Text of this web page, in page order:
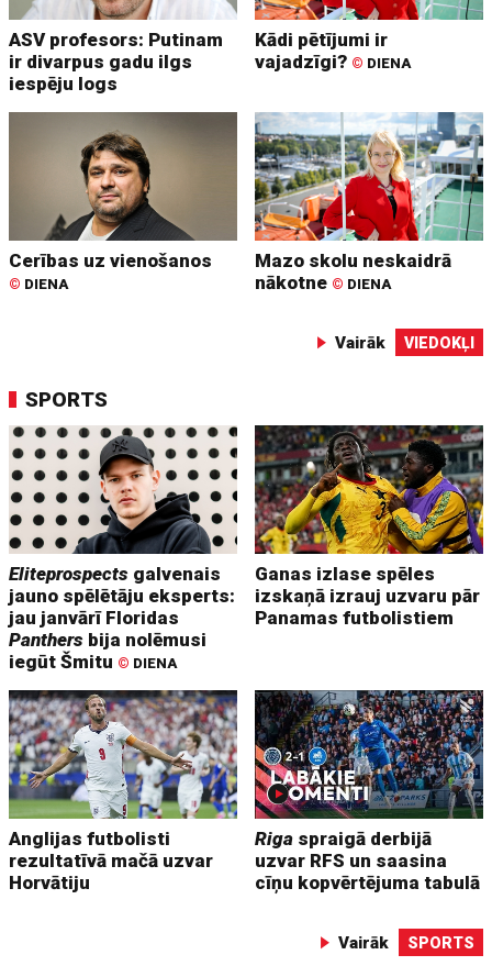
ASV profesors: Putinam
ir divarpus gadu ilgs
iespēju logs
Kādi pētījumi ir
vajadzīgi? © DIENA
Cerības uz vienošanos
© DIENA
Mazo skolu neskaidrā
nākotne © DIENA
Vairāk VIEDOKĻI
SPORTS
Eliteprospects galvenais
jauno spēlētāju eksperts:
jau janvārī Floridas
Panthers bija nolēmusi
iegūt Šmitu © DIENA
Ganas izlase spēles
izskaņā izrauj uzvaru pār
Panamas futbolistiem
Anglijas futbolisti
rezultatīvā mačā uzvar
Horvātiju
Riga spraigā derbijā
uzvar RFS un saasina
cīņu kopvērtējuma tabulā
Vairāk SPORTS